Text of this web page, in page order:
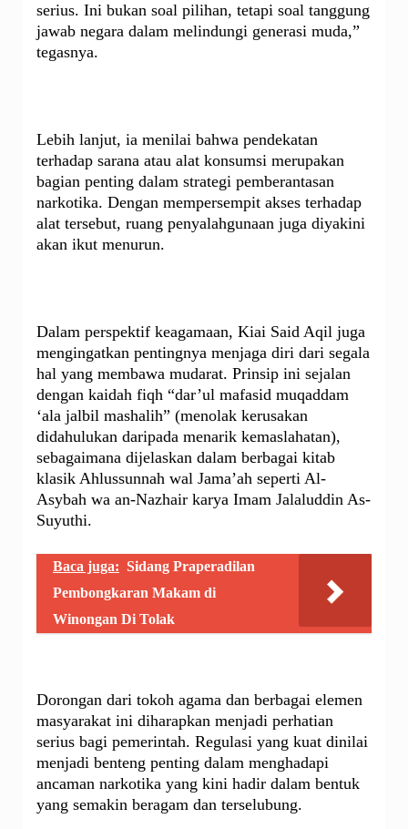
serius. Ini bukan soal pilihan, tetapi soal tanggung
jawab negara dalam melindungi generasi muda,”
tegasnya.
Lebih lanjut, ia menilai bahwa pendekatan
terhadap sarana atau alat konsumsi merupakan
bagian penting dalam strategi pemberantasan
narkotika. Dengan mempersempit akses terhadap
alat tersebut, ruang penyalahgunaan juga diyakini
akan ikut menurun.
Dalam perspektif keagamaan, Kiai Said Aqil juga
mengingatkan pentingnya menjaga diri dari segala
hal yang membawa mudarat. Prinsip ini sejalan
dengan kaidah fiqh “dar’ul mafasid muqaddam
‘ala jalbil mashalih” (menolak kerusakan
didahulukan daripada menarik kemaslahatan),
sebagaimana dijelaskan dalam berbagai kitab
klasik Ahlussunnah wal Jama’ah seperti Al-
Asybah wa an-Nazhair karya Imam Jalaluddin As-
Suyuthi.
Baca juga: Sidang Praperadilan
Pembongkaran Makam di
Winongan Di Tolak
Dorongan dari tokoh agama dan berbagai elemen
masyarakat ini diharapkan menjadi perhatian
serius bagi pemerintah. Regulasi yang kuat dinilai
menjadi benteng penting dalam menghadapi
ancaman narkotika yang kini hadir dalam bentuk
yang semakin beragam dan terselubung.